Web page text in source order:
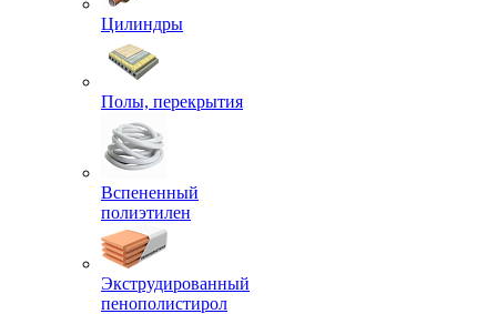
Цилиндры
Полы, перекрытия
Вспененный
полиэтилен
Экструдированный
пенополистирол